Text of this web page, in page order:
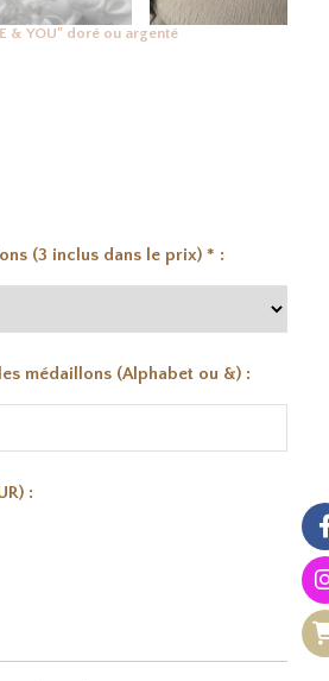
& YOU" doré ou argenté
(3 inclus dans le prix) * :
médaillons (Alphabet ou &) :
: